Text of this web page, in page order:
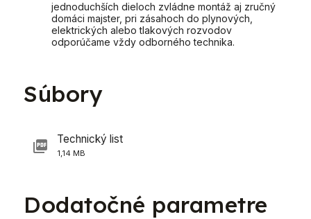
jednoduchších dieloch zvládne montáž aj zručný
domáci majster, pri zásahoch do plynových,
elektrických alebo tlakových rozvodov
odporúčame vždy odborného technika.
Súbory
Technický list
1,14 MB
Dodatočné parametre